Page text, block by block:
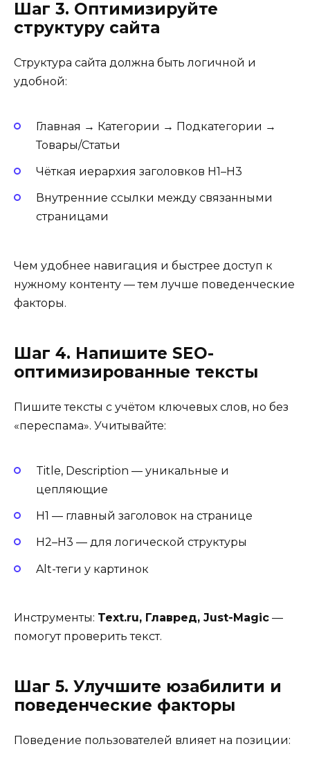
Шаг 3. Оптимизируйте
структуру сайта
Структура сайта должна быть логичной и
удобной:
Главная → Категории → Подкатегории →
Товары/Статьи
Чёткая иерархия заголовков H1–H3
Внутренние ссылки между связанными
страницами
Чем удобнее навигация и быстрее доступ к
нужному контенту — тем лучше поведенческие
факторы.
Шаг 4. Напишите SEO-
оптимизированные тексты
Пишите тексты с учётом ключевых слов, но без
«переспама». Учитывайте:
Title, Description — уникальные и
цепляющие
H1 — главный заголовок на странице
H2–H3 — для логической структуры
Alt-теги у картинок
Инструменты: Text.ru, Главред, Just-Magic —
помогут проверить текст.
Шаг 5. Улучшите юзабилити и
поведенческие факторы
Поведение пользователей влияет на позиции: